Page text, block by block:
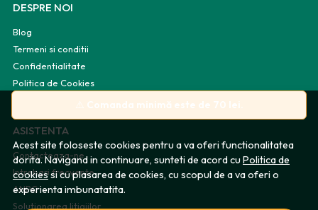
⚠️ Comanda minimă este de 70 lei.
Acest site foloseste cookies pentru a va oferi functionalitatea
dorita. Navigand in continuare, sunteti de acord cu Politica de
cookiessi cu plasarea de cookies, cu scopul de a va oferi o
experienta imbunatatita.
DESPRE NOI
Blog
Termeni si conditii
Confidentialitate
Politica de Cookies
ASISTENTA
Contacteaza-ne
Intrebari frecvente
ANPC
Solutionarea litigiilor